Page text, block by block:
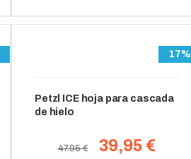
17%
Petzl ICE hoja para cascada
de hielo
47.95 € 39,95 €